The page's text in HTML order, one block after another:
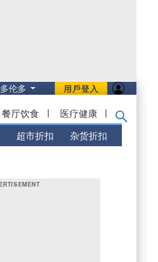
用戶登入
多伦多
餐厅饮食 | 医疗健康 |
超市折扣 杂货折扣